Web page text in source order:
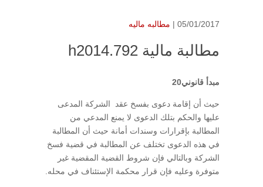
05/01/2017 | مطالبه ماليه
مطالبة مالية h2014.792
مبدأ قانوني20
حيث أن إقامة دعوى بفسخ عقد الشركة المدعى
عليها والحكم بتلك الدعوى لا يمنع المدعي من
المطالبة بإقرارات وسندات أمانة حيث أن المطالبة
في هذه الدعوى تختلف عن المطالبة في قضية فسخ
الشركة وبالتالي فإن شروط القضية المقضية غير
متوفرة وعليه فإن قرار محكمة الإستئناف في محله.